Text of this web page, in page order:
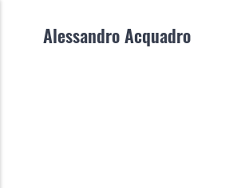
Alessandro Acquadro